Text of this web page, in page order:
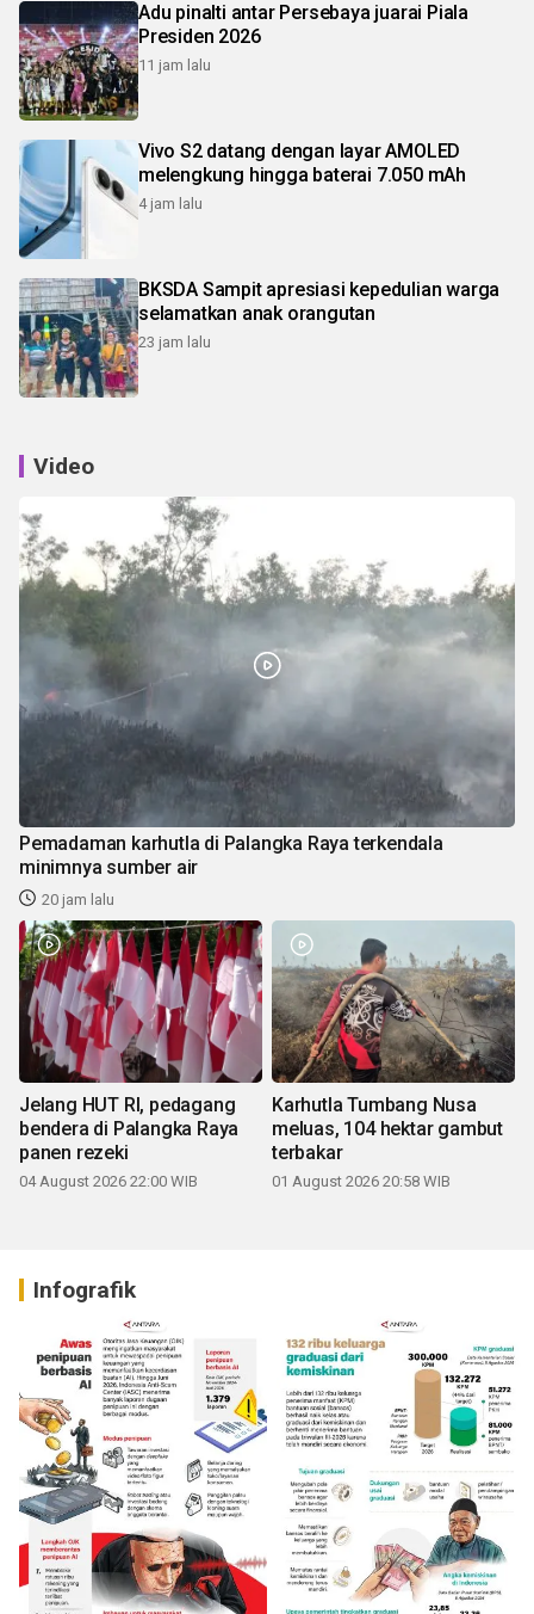
Adu pinalti antar Persebaya juarai Piala
Presiden 2026
11 jam lalu
Vivo S2 datang dengan layar AMOLED
melengkung hingga baterai 7.050 mAh
4 jam lalu
BKSDA Sampit apresiasi kepedulian warga
selamatkan anak orangutan
23 jam lalu
Video
Pemadaman karhutla di Palangka Raya terkendala
minimnya sumber air
20 jam lalu
Jelang HUT RI, pedagang
bendera di Palangka Raya
panen rezeki
04 August 2026 22:00 WIB
Karhutla Tumbang Nusa
meluas, 104 hektar gambut
terbakar
01 August 2026 20:58 WIB
Infografik